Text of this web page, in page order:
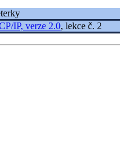
IP, verze 2.0, lekce č. 2